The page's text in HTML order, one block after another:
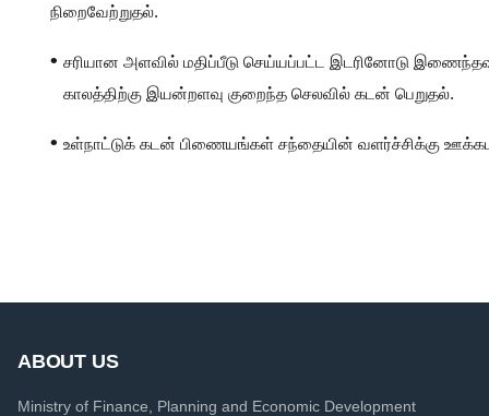
நிறைவேற்றுதல்.
• சரியான அளவில் மதிப்பீடு செய்யப்பட்ட இடரினோடு
காலத்திற்கு இயன்றளவு குறைந்த செலவில் கடன் பெறுதல்.
• உள்நாட்டுக் கடன் பிணையங்கள் சந்தையின் வளர்ச்சிக்கு
ABOUT US
Ministry of Finance, Planning and Economic Development